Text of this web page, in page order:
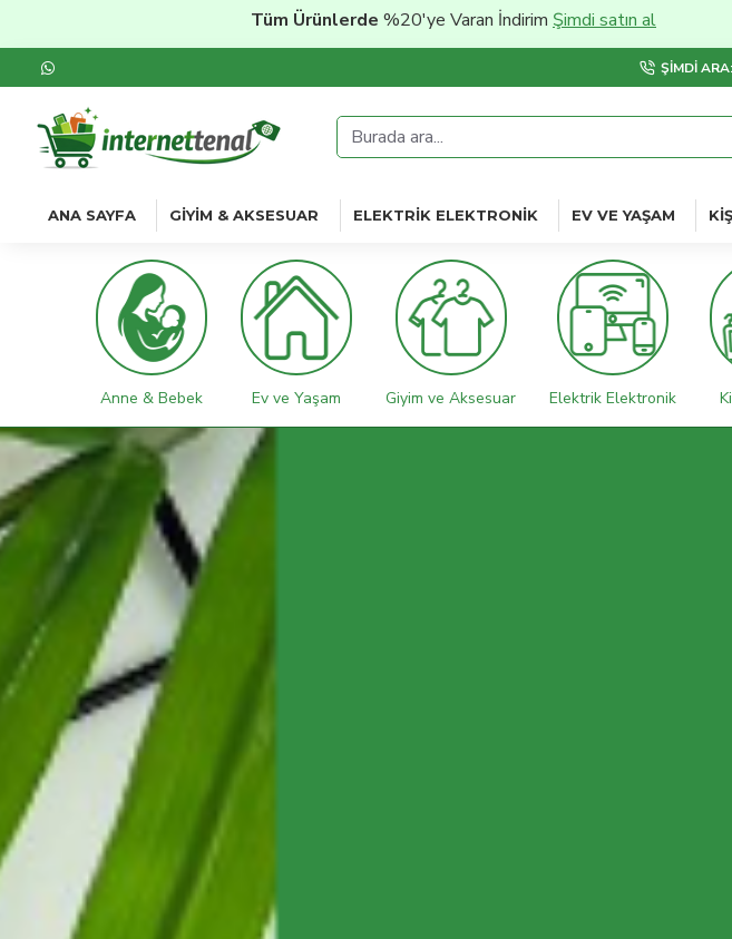
Tüm Ürünlerde %20'ye Varan İndirimŞimdi satın al
ŞIMDI
ANA SAYFA GIYIM & AKSESUAR ELEKTRIK ELEKTRONIK EV VE YAŞAM
Anne & Bebek Ev ve Yaşam Giyim ve Aksesuar Elektrik Elektronik